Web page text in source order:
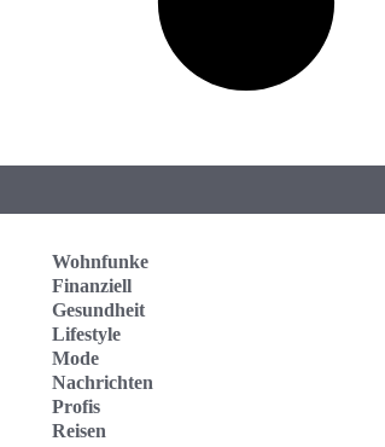
Wohnfunke
Finanziell
Gesundheit
Lifestyle
Mode
Nachrichten
Profis
Reisen